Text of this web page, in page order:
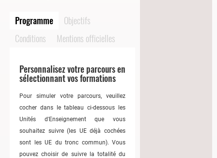
Programme
Objectifs
Conditions
Mentions officielles
Personnalisez votre parcours en
sélectionnant vos formations
Pour simuler votre parcours, veuillez
cocher dans le tableau ci-dessous les
Unités d'Enseignement que vous
souhaitez suivre (les UE déjà cochées
sont les UE du tronc commun). Vous
pouvez choisir de suivre la totalité du